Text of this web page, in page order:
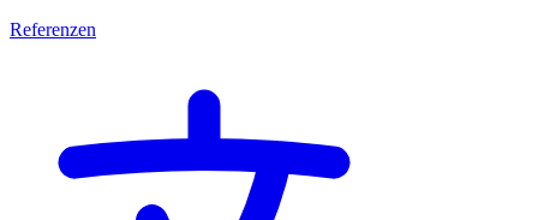
Referenzen